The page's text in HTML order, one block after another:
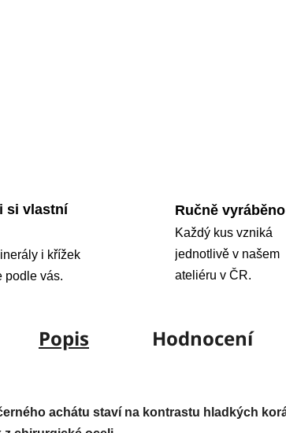
si vlastní
i křížek
podle vás.
Ručně
Každý kus vzniká
jednotlivě v našem
ateliéru v ČR.
Popis Hodnocení
achátu staví na kontrastu hladkých